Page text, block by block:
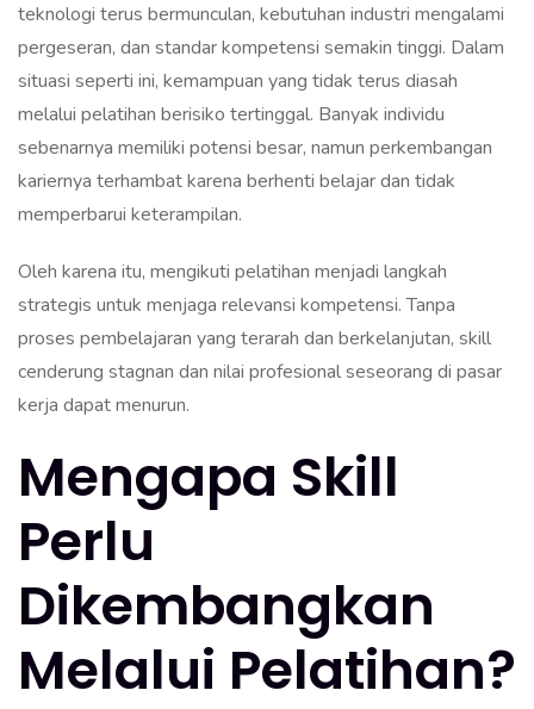
teknologi terus bermunculan, kebutuhan industri mengalami
pergeseran, dan standar kompetensi semakin tinggi. Dalam
situasi seperti ini, kemampuan yang tidak terus diasah
melalui pelatihan berisiko tertinggal. Banyak individu
sebenarnya memiliki potensi besar, namun perkembangan
kariernya terhambat karena berhenti belajar dan tidak
memperbarui keterampilan.
Oleh karena itu, mengikuti pelatihan menjadi langkah
strategis untuk menjaga relevansi kompetensi. Tanpa
proses pembelajaran yang terarah dan berkelanjutan, skill
cenderung stagnan dan nilai profesional seseorang di pasar
kerja dapat menurun.
Mengapa Skill
Perlu
Dikembangkan
Melalui Pelatihan?